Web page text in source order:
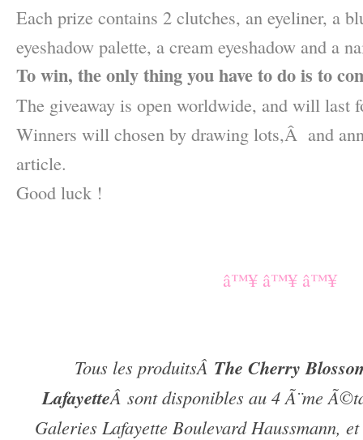
Each prize contains 2 clutches, an eyeliner, a
eyeshadow palette, a cream eyeshadow and a
To win, the only thing you have to do is to
The giveaway is open worldwide, and will last
Winners will chosen by drawing lots,Â and
article.
Good luck !
â™¥ â™¥ â™¥
Tous les produitsÂ The Cherry
LafayetteÂ sont disponibles au 4 Ã¨me
Galeries Lafayette Boulevard Haussmann,